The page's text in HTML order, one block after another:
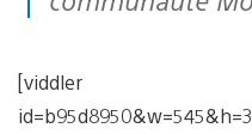
[viddler